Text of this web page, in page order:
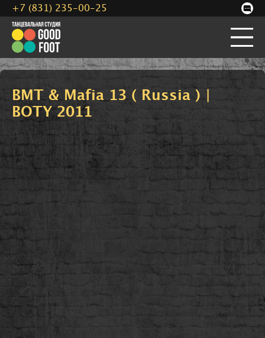
BMT & Mafia 13 ( Russia ) |
BOTY 2011
+7 (831) 235-00-25